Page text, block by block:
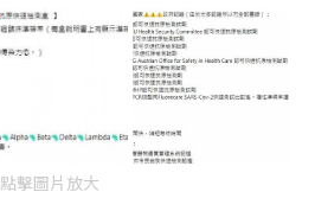
點擊圖片放大